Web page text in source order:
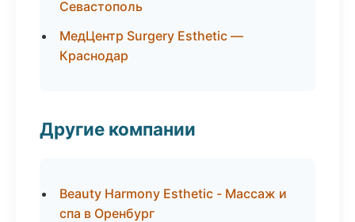
Севастополь
МедЦентр Surgery Esthetic —
Краснодар
Другие компании
Beauty Harmony Esthetic - Массаж и
спа в Оренбург